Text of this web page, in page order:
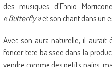
des musiques d’Ennio
« Butterfly »et son chant dans un
Avec son aura naturelle, il aurait
foncer tête baissée dans la
vendre comme des petits pains,